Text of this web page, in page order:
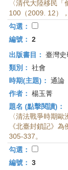
所-
首
頁
〈清代大陸移民
100（2009. 12）
勾選：
編號： 2
出版書目： 臺灣
類別： 社會
時期(主題)： 通論
作者： 楊玉菁
題名 (點擊閱讀)：
〈清法戰爭時期
《北臺封鎖記》
305-337。
勾選：
編號： 3